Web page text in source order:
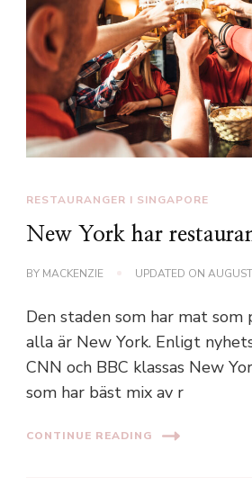
RESTAURANGER I SINGAPORE
New York har
BY MACKENZIE UPDATED ON
Den staden som har mat som
alla är New York. Enligt
CNN och BBC klassas New
som har bäst mix av r
CONTINUE READING